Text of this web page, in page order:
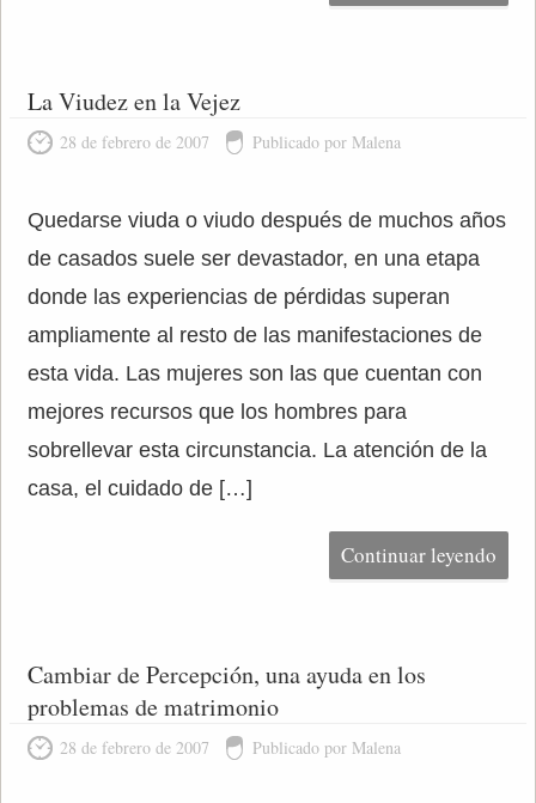
La Viudez en la Vejez
28 de febrero de 2007 Publicado por Malena
Quedarse viuda o viudo después de muchos años
de casados suele ser devastador, en una etapa
donde las experiencias de pérdidas superan
ampliamente al resto de las manifestaciones de
esta vida. Las mujeres son las que cuentan con
mejores recursos que los hombres para
sobrellevar esta circunstancia. La atención de la
casa, el cuidado de […]
Continuar leyendo
Cambiar de Percepción, una ayuda en los
problemas de matrimonio
28 de febrero de 2007 Publicado por Malena